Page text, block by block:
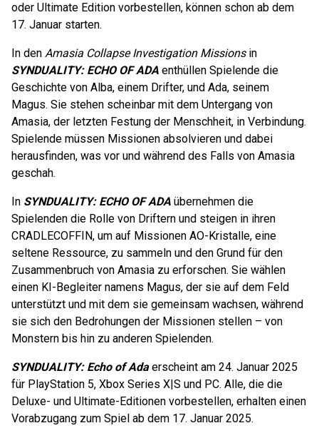
oder Ultimate Edition vorbestellen, können schon ab dem
17. Januar starten.
In den Amasia Collapse Investigation Missionsin
SYNDUALITY: ECHO OF ADA enthüllen Spielende die
Geschichte von Alba, einem Drifter, und Ada, seinem
Magus. Sie stehen scheinbar mit dem Untergang von
Amasia, der letzten Festung der Menschheit, in Verbindung.
Spielende müssen Missionen absolvieren und dabei
herausfinden, was vor und während des Falls von Amasia
geschah.
In SYNDUALITY: ECHO OF ADA übernehmen die
Spielenden die Rolle von Driftern und steigen in ihren
CRADLECOFFIN, um auf Missionen AO-Kristalle, eine
seltene Ressource, zu sammeln und den Grund für den
Zusammenbruch von Amasia zu erforschen. Sie wählen
einen KI-Begleiter namens Magus, der sie auf dem Feld
unterstützt und mit dem sie gemeinsam wachsen, während
sie sich den Bedrohungen der Missionen stellen – von
Monstern bis hin zu anderen Spielenden.
SYNDUALITY: Echo of Adaerscheint am 24. Januar 2025
für PlayStation 5, Xbox Series X|S und PC. Alle, die die
Deluxe- und Ultimate-Editionen vorbestellen, erhalten einen
Vorabzugang zum Spiel ab dem 17. Januar 2025.